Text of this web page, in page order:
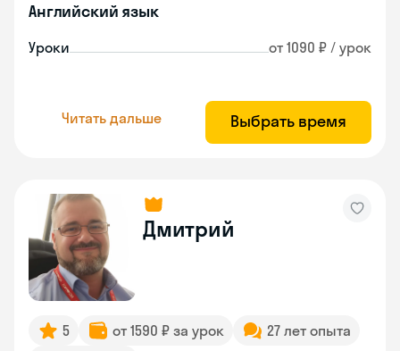
Английский язык
Уроки от 1090 ₽ / урок
Читать дальше Выбрать время
Дмитрий
5 от 1590 ₽ за урок
27 лет опыта